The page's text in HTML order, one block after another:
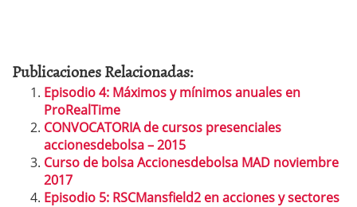
Publicaciones Relacionadas:
Episodio 4: Máximos y mínimos anuales en
ProRealTime
CONVOCATORIA de cursos presenciales
accionesdebolsa – 2015
Curso de bolsa Accionesdebolsa MAD noviembre
2017
Episodio 5: RSCMansfield2 en acciones y sectores